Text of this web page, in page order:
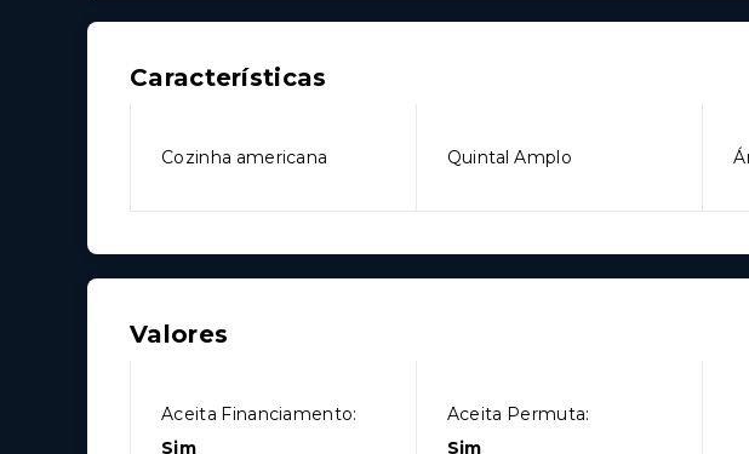
Características
Cozinha americana Quintal Amplo
Valores
Aceita Financiamento:
Sim
Aceita Permuta:
Sim